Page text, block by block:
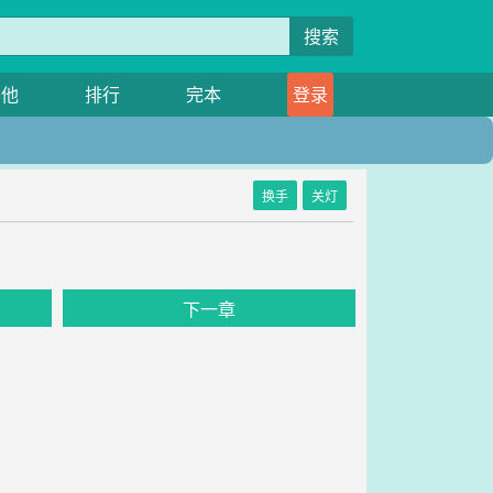
搜索
排行 完本 登录
换手 关灯
下一章